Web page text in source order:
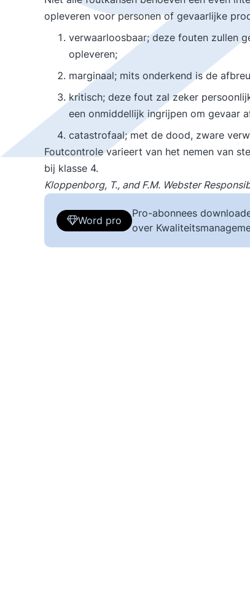
opleveren voor personen of gevaarlijke
verwaarloosbaar; deze fouten zullen
opleveren;
marginaal; mits onderkend is de
kritisch; deze fout zal zeker
een onmiddellijk ingrijpen om gevaar
catastrofaal; met de dood, zware
Foutcontrole varieert van het nemen van
bij klasse 4.
Kloppenborg, T., and F.M. Webster
Word pro
Pro-abonnees
over